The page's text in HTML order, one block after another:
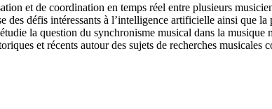
et de coordination en temps réel entre plusieurs
défis intéressants à l’intelligence artificielle ainsi que
la question du synchronisme musical dans la musique
et récents autour des sujets de recherches musicales